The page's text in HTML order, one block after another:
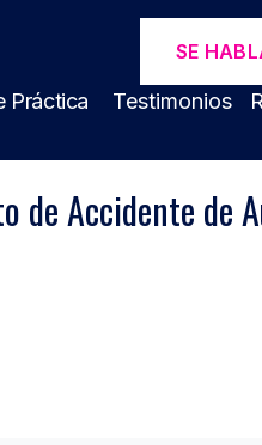
SE
Práctica Testimonios
de Accidente de